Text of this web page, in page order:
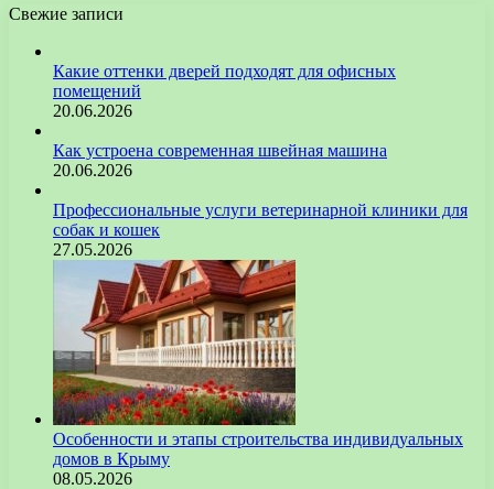
Свежие записи
Какие оттенки дверей подходят для офисных
помещений
20.06.2026
Как устроена современная швейная машина
20.06.2026
Профессиональные услуги ветеринарной клиники для
собак и кошек
27.05.2026
Особенности и этапы строительства индивидуальных
домов в Крыму
08.05.2026